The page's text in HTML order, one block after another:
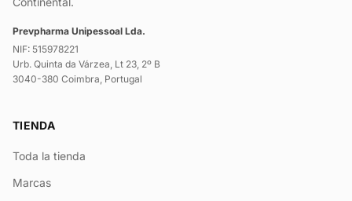
Prevpharma Unipessoal Lda.
NIF: 515978221
Urb. Quinta da Várzea, Lt 23, 2º B
3040-380 Coimbra, Portugal
TIENDA
Toda la tienda
Marcas